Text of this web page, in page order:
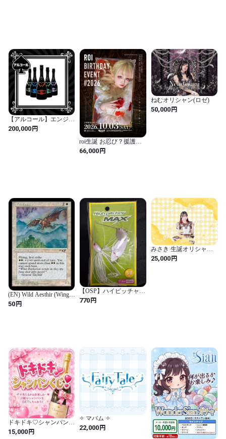
【アルコール】エンジェ
ルヘイロー
200,000円
roi生誕 お忍び？援護♡
で大ピンチ？！セット
66,000円
ねむオリシャン(ロゼ)
50,000円
(EN) Wild Aesthir (Wings
Spread) [ALL](NM)
50円
【OSP】ハイピッチャー
770円
みさき 生誕オリシャン
（ノンアル）
25,000円
ドキドキ♡シャンパンク
ジ
15,000円
✧ マバム ✧
22,000円